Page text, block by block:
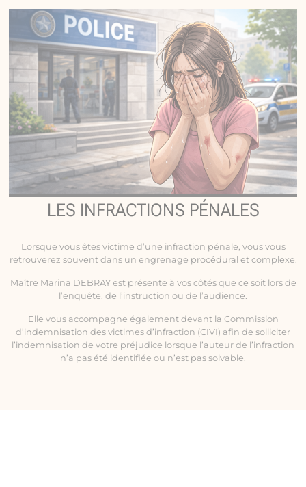
LES INFRACTIONS PÉNALES
Lorsque vous êtes victime d’une infraction pénale, vous vous
retrouverez souvent dans un engrenage procédural et complexe.
Maître Marina DEBRAY est présente à vos côtés que ce soit lors de
l’enquête, de l’instruction ou de l’audience.
Elle vous accompagne également devant la Commission
d’indemnisation des victimes d’infraction (CIVI) afin de solliciter
l’indemnisation de votre préjudice lorsque l’auteur de l’infraction
n’a pas été identifiée ou n’est pas solvable.